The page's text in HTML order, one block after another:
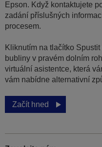
Epson. Když kontaktujete
zadání příslušných
procesem.
Kliknutím na tlačítko
bubliny v pravém dolním
virtuální asistentce, která
vám nabídne alternativní
Začít hned